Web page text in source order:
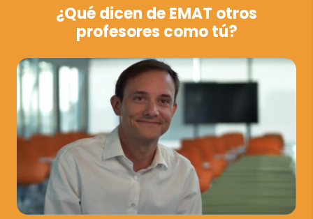
¿Qué dicen de EMAT otros
profesores como tú?